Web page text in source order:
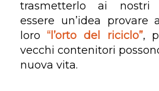
trasmetterlo ai nostri
essere un’idea provare
loro“l’orto del riciclo”,
vecchi contenitori
nuova vita.